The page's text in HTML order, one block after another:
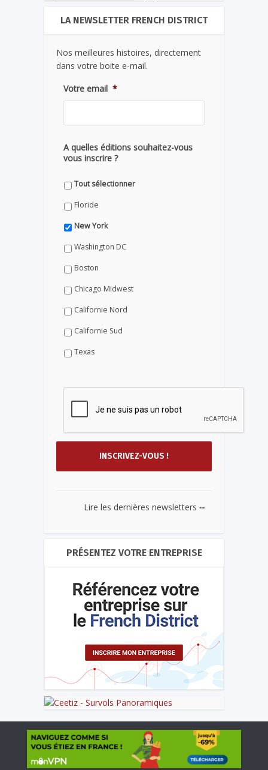
LA NEWSLETTER FRENCH DISTRICT
Nos meilleures histoires, directement
dans votre boite e-mail.
Votre email *
A quelles éditions souhaitez-vous
vous inscrire ?
Tout sélectionner
Floride
New York
Washington DC
Boston
Chicago Midwest
Californie Nord
Californie Sud
Texas
Lire les dernières newsletters ...
PRÉSENTEZ VOTRE ENTREPRISE